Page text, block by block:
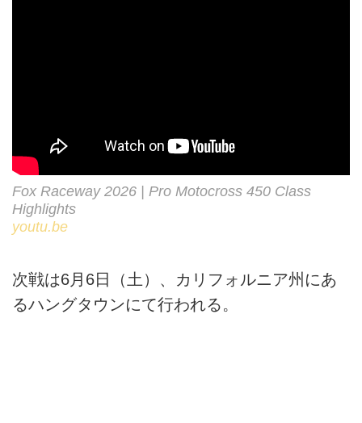
Fox Raceway 2026 | Pro Motocross 450 Class
Highlights
youtu.be
次戦は6月6日（土）、カリフォルニア州にあ
るハングタウンにて行われる。